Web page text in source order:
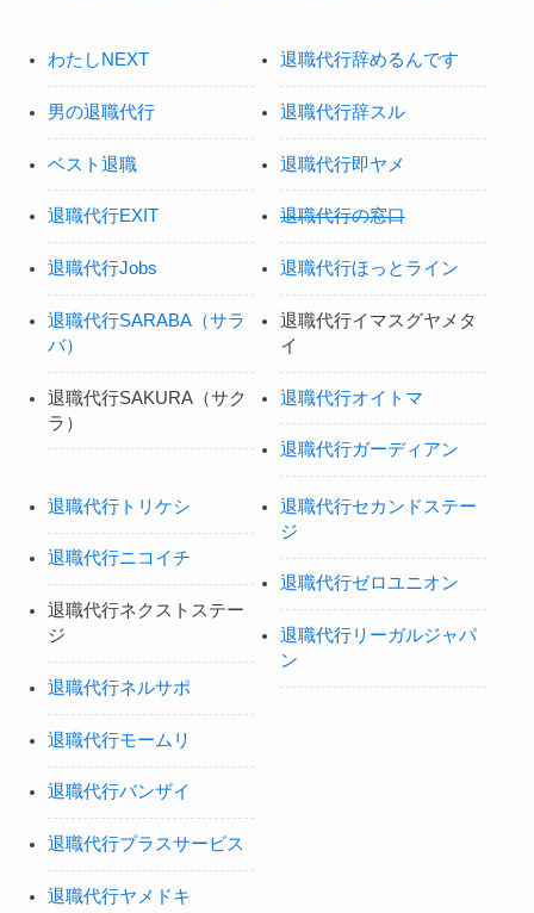
わたしNEXT
男の退職代行
ベスト退職
退職代行EXIT
退職代行Jobs
退職代行SARABA（サラ
バ）
退職代行SAKURA（サク
ラ）
退職代行辞めるんです
退職代行辞スル
退職代行即ヤメ
退職代行の窓口
退職代行ほっとライン
退職代行イマスグヤメタ
イ
退職代行オイトマ
退職代行ガーディアン
退職代行トリケシ
退職代行ニコイチ
退職代行ネクストステー
ジ
退職代行ネルサポ
退職代行モームリ
退職代行バンザイ
退職代行プラスサービス
退職代行ヤメドキ
退職代行セカンドステー
ジ
退職代行ゼロユニオン
退職代行リーガルジャパ
ン